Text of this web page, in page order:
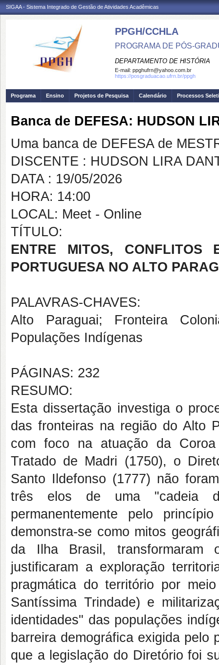
SIGAA - Sistema Integrado de Gestão de Atividades Acadêmicas
PPGH/CCHLA
PROGRAMA DE PÓS-
DEPARTAMENTO DE HISTÓRIA
E-mail: ppghufrn@yahoo.com.br
https://posgraduacao.ufrn.br/ppgh
Programa Ensino Projetos de Pesquisa Calendário Processos
Banca de DEFESA: HUDSON
Uma banca de DEFESA de
DISCENTE : HUDSON LIRA
DATA : 19/05/2026
HORA: 14:00
LOCAL: Meet - Online
TÍTULO:
ENTRE MITOS,
PORTUGUESA NO ALTO
PALAVRAS-CHAVES:
Alto Paraguai; Fronteira
Populações Indígenas
PÁGINAS: 232
RESUMO:
Esta dissertação investiga o
das fronteiras na região do Alto
com foco na atuação da
Tratado de Madri (1750), o
Santo Ildefonso (1777) não
três elos de uma "cadeia de
permanentemente pelo
demonstra-se como mitos
da Ilha Brasil,
justificaram a exploração
pragmática do território por
Santíssima Trindade) e
identidades" das populações
barreira demográfica exigida pelo
que a legislação do Diretório foi